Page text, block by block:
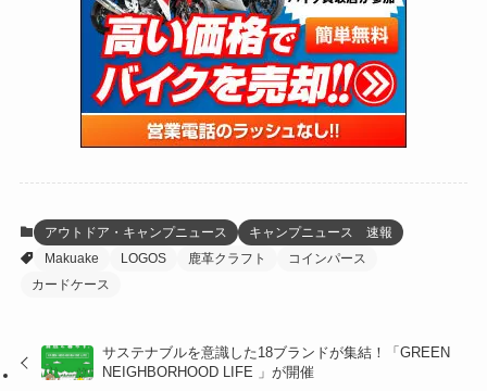
(12)
(65)
(109)
(47)
(15)
(5)
(6)
(17)
(5)
(27)
(131)
(21)
(61)
(98)
(13)
(60)
(274)
(171)
(38)
(47)
(59)
(41)
(47)
(204)
(34)
(35)
(41)
(19)
(12)
(16)
(4)
(16)
アウトドア・キャンプニュース
キャンプニュース 速報
Makuake
LOGOS 鹿革クラフト
コインパース
カードケース
サステナブルを意識した18ブランドが集結！「GREEN
NEIGHBORHOOD LIFE 」が開催